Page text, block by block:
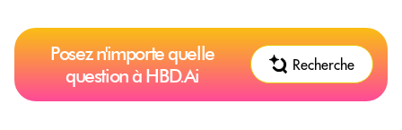
Posez n'importe quelle
question à HBD.Ai
Recherche